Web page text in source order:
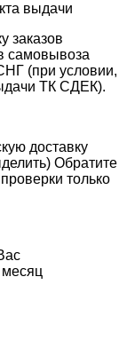
выдачи
заказов
самовывоза
(при условии,
ТК СДЕК).
доставку
Обратите
только
месяц